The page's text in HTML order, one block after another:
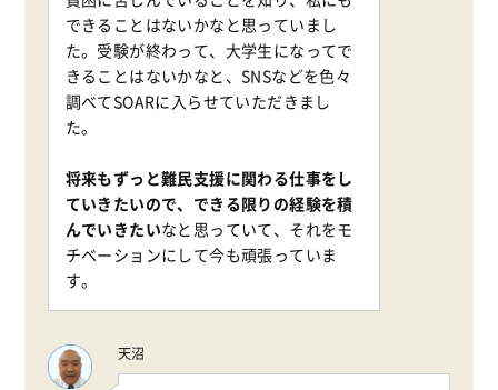
できることはないかなと思っていまし
た。受験が終わって、大学生になってで
きることはないかなと、SNSなどを色々
調べてSOARに入らせていただきまし
た。
将来もずっと難民支援に関わる仕事をし
ていきたいので、できる限りの経験を積
んでいきたいなと思っていて、それをモ
チベーションにして今も頑張っていま
す。
天沼